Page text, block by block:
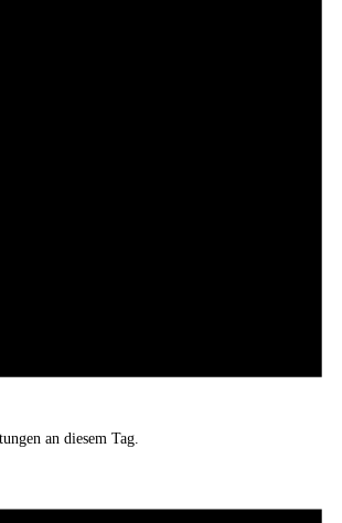
an diesem Tag.